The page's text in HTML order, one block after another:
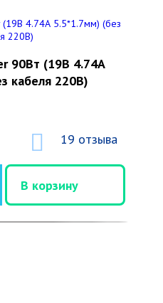
90Вт (19В 4.74А
кабеля 220В)
19 отзыва
В корзину